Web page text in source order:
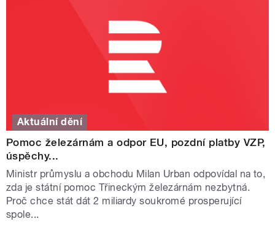
Aktuální dění
Pomoc železárnám a odpor EU, pozdní platby VZP,
úspěchy...
Ministr průmyslu a obchodu Milan Urban odpovídal na to,
zda je státní pomoc Třineckým železárnám nezbytná.
Proč chce stát dát 2 miliardy soukromé prosperující
spole...